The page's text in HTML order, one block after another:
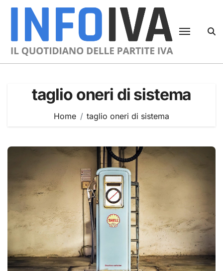
Skip
taglio oneri di sistema
Home taglio oneri di sistema